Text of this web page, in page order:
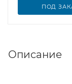
ПОД
Описание